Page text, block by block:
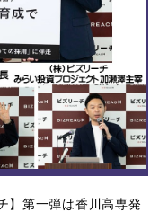
】第一弾は香川高専発